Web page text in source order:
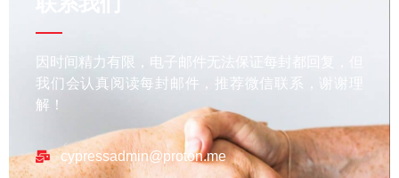
因时间精力有限，电子邮件无法保证每封都回复，但
我们会认真阅读每封邮件，推荐微信联系，谢谢理
解！
cypressadmin@proton.me